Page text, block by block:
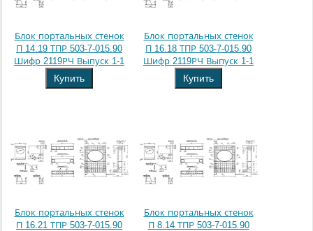
Блок портальных стенок
П 14.19 ТПР 503-7-015.90
Шифр 2119РЧ Выпуск 1-1
Купить
Блок портальных стенок
П 16.18 ТПР 503-7-015.90
Шифр 2119РЧ Выпуск 1-1
Купить
Блок портальных стенок
П 16.21 ТПР 503-7-015.90
Блок портальных стенок
П 8.14 ТПР 503-7-015.90